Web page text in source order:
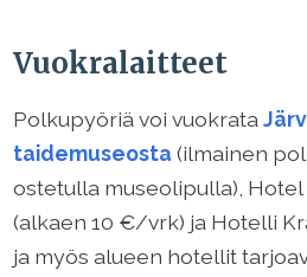
Vuokralaitteet
Polkupyöriä voi vuokrata
taidemuseosta (ilmainen
ostetulla museolipulla),
(alkaen 10 €/vrk) ja Hotelli
ja myös alueen hotellit